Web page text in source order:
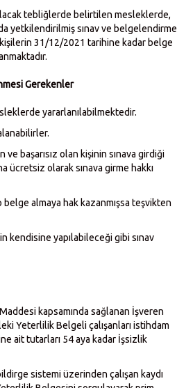
tebliğlerde belirtilen mesleklerde,
yetkilendirilmiş sınav ve belgelendirme
kişilerin 31/12/2021 tarihine kadar belge
Gerekenler
yararlanılabilmektedir.
başarısız olan kişinin sınava girdiği
olarak sınava girme hakkı
belge almaya hak kazanmışsa teşvikten
kendisine yapılabileceği gibi sınav
kapsamında sağlanan İşveren
Yeterlilik Belgeli çalışanları istihdam
ait tutarları 54 aya kadar İşsizlik
sistemi üzerinden çalışan kaydı